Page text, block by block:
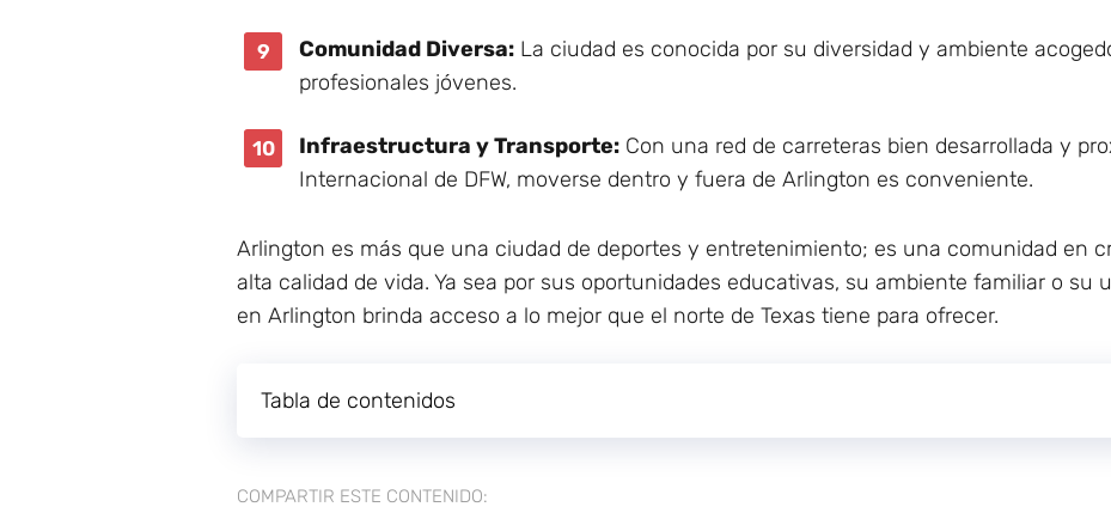
Comunidad Diversa: La ciudad es conocida por su diversidad y ambiente
profesionales jóvenes.
Infraestructura y Transporte: Con una red de carreteras bien desarrollada y
Internacional de DFW, moverse dentro y fuera de Arlington es conveniente.
Arlington es más que una ciudad de deportes y entretenimiento; es una comunidad en
alta calidad de vida. Ya sea por sus oportunidades educativas, su ambiente familiar o su
en Arlington brinda acceso a lo mejor que el norte de Texas tiene para ofrecer.
Tabla de contenidos
COMPARTIR ESTE CONTENIDO: